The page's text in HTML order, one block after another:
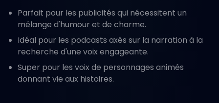
Parfait pour les publicités qui nécessitent un
mélange d'humour et de charme.
Idéal pour les podcasts axés sur la narration à la
recherche d'une voix engageante.
Super pour les voix de personnages animés
donnant vie aux histoires.